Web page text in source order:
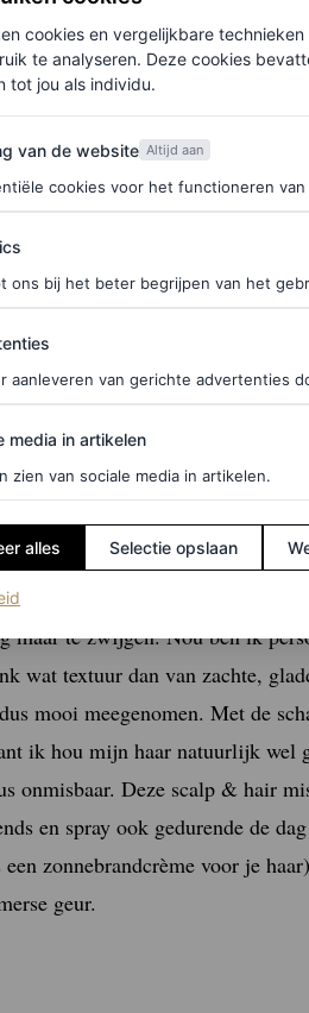
eindredacteur
op zomerse dagen vol
maar te zwijgen. Nou ben ik
wat textuur dan van zachte,
mooi meegenomen. Met de
ik hou mijn haar natuurlijk wel
onmisbaar. Deze scalp & hair
en spray ook gedurende de
zonnebrandcrème voor je
geur.
cookies en vergelijkbare
te analyseren. Deze cookies
tot jou als individu.
de website
van de website Altijd aan
cookies voor het functioneren
ons bij het beter begrijpen van het
aanleveren van gerichte advertenties
in artikelen
media in artikelen
zien van sociale media in artikelen.
alles Selectie opslaan